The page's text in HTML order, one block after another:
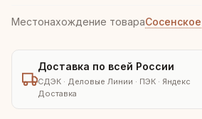
Местонахождение товараСосенское
Доставка по всей России
СДЭК · Деловые Линии · ПЭК · Яндекс
Доставка